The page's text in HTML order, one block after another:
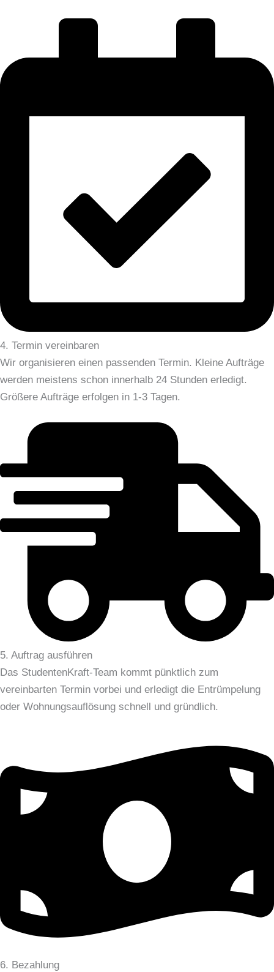
4. Termin vereinbaren
Wir organisieren einen passenden Termin. Kleine Aufträge
werden meistens schon innerhalb 24 Stunden erledigt.
Größere Aufträge erfolgen in 1-3 Tagen.
5. Auftrag ausführen
Das StudentenKraft-Team kommt pünktlich zum
vereinbarten Termin vorbei und erledigt die Entrümpelung
oder Wohnungsauflösung schnell und gründlich.
6. Bezahlung